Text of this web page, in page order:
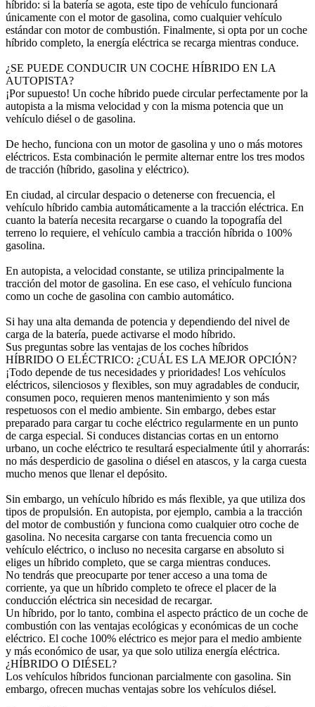
híbrido: si la batería se agota, este tipo de vehículo funcionará
únicamente con el motor de gasolina, como cualquier vehículo
estándar con motor de combustión. Finalmente, si opta por un coche
híbrido completo, la energía eléctrica se recarga mientras conduce.
¿SE PUEDE CONDUCIR UN COCHE HÍBRIDO EN LA
AUTOPISTA?
¡Por supuesto! Un coche híbrido puede circular perfectamente por la
autopista a la misma velocidad y con la misma potencia que un
vehículo diésel o de gasolina.
De hecho, funciona con un motor de gasolina y uno o más motores
eléctricos. Esta combinación le permite alternar entre los tres modos
de tracción (híbrido, gasolina y eléctrico).
En ciudad, al circular despacio o detenerse con frecuencia, el
vehículo híbrido cambia automáticamente a la tracción eléctrica. En
cuanto la batería necesita recargarse o cuando la topografía del
terreno lo requiere, el vehículo cambia a tracción híbrida o 100%
gasolina.
En autopista, a velocidad constante, se utiliza principalmente la
tracción del motor de gasolina. En ese caso, el vehículo funciona
como un coche de gasolina con cambio automático.
Si hay una alta demanda de potencia y dependiendo del nivel de
carga de la batería, puede activarse el modo híbrido.
Sus preguntas sobre las ventajas de los coches híbridos
HÍBRIDO O ELÉCTRICO: ¿CUÁL ES LA MEJOR OPCIÓN?
¡Todo depende de tus necesidades y prioridades! Los vehículos
eléctricos, silenciosos y flexibles, son muy agradables de conducir,
consumen poco, requieren menos mantenimiento y son más
respetuosos con el medio ambiente. Sin embargo, debes estar
preparado para cargar tu coche eléctrico regularmente en un punto
de carga especial. Si conduces distancias cortas en un entorno
urbano, un coche eléctrico te resultará especialmente útil y ahorrarás:
no más desperdicio de gasolina o diésel en atascos, y la carga cuesta
mucho menos que llenar el depósito.
Sin embargo, un vehículo híbrido es más flexible, ya que utiliza dos
tipos de propulsión. En autopista, por ejemplo, cambia a la tracción
del motor de combustión y funciona como cualquier otro coche de
gasolina. No necesita cargarse con tanta frecuencia como un
vehículo eléctrico, o incluso no necesita cargarse en absoluto si
eliges un híbrido completo, que se carga mientras conduces.
No tendrás que preocuparte por tener acceso a una toma de
corriente, ya que un híbrido completo te ofrece el placer de la
conducción eléctrica sin necesidad de recargar.
Un híbrido, por lo tanto, combina el aspecto práctico de un coche de
combustión con las ventajas ecológicas y económicas de un coche
eléctrico. El coche 100% eléctrico es mejor para el medio ambiente
y más económico de usar, ya que solo utiliza energía eléctrica.
¿HÍBRIDO O DIÉSEL?
Los vehículos híbridos funcionan parcialmente con gasolina. Sin
embargo, ofrecen muchas ventajas sobre los vehículos diésel.